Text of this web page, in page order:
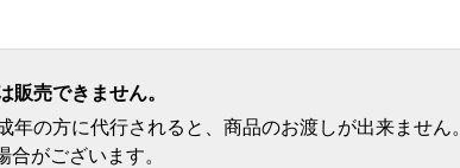
売できません。
年の方に代行されると、商品のお渡しが出来ません
がございます。